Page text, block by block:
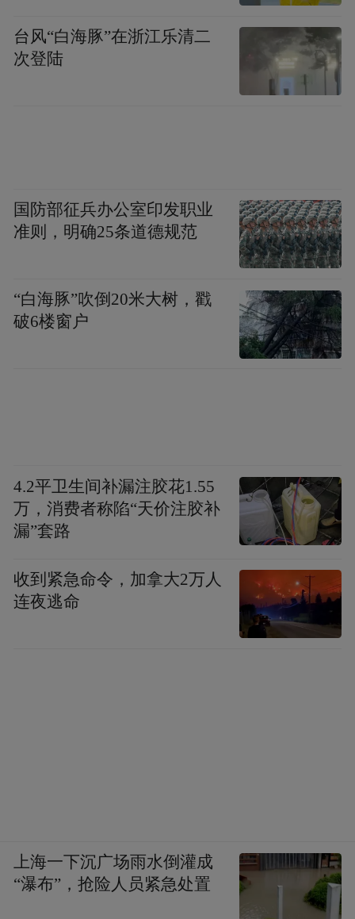
台风“白海豚”在浙江乐清二
次登陆
国防部征兵办公室印发职业
准则，明确25条道德规范
“白海豚”吹倒20米大树，戳
破6楼窗户
4.2平卫生间补漏注胶花1.55
万，消费者称陷“天价注胶补
漏”套路
收到紧急命令，加拿大2万人
连夜逃命
上海一下沉广场雨水倒灌成
“瀑布”，抢险人员紧急处置